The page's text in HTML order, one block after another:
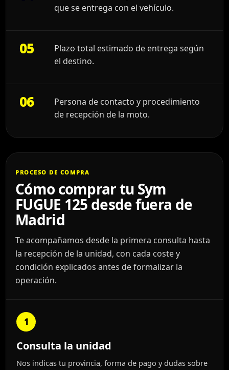
que se entrega con el vehículo.
05
Plazo total estimado de entrega según
el destino.
06
Persona de contacto y procedimiento
de recepción de la moto.
PROCESO DE COMPRA
Cómo comprar tu Sym
FUGUE 125 desde fuera de
Madrid
Te acompañamos desde la primera consulta hasta
la recepción de la unidad, con cada coste y
condición explicados antes de formalizar la
operación.
1
Consulta la unidad
Nos indicas tu provincia, forma de pago y dudas sobre